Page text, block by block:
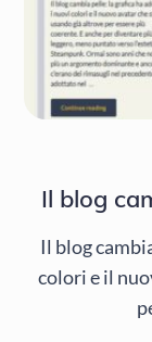
Il blog
Il blog
colori e il